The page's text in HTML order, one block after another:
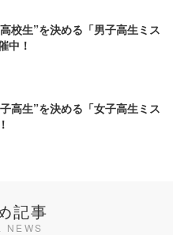
校生”を決める「男子高生ミス
中！
高生”を決める「女子高生ミス
記事
NEWS